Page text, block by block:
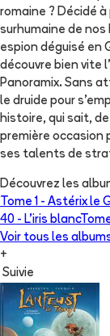
romaine ? Décidé
surhumaine de nos
espion déguisé en
découvre bien vite
Panoramix. Sans
le druide pour
histoire, qui sait,
première occasion
ses talents de
Découvrez les
Tome 1 - Astérix le
40 - L'iris blanc
Voir tous les
+
Suivie